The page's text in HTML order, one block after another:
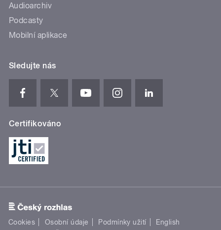
Audioarchiv
Podcasty
Mobilní aplikace
Sledujte nás
Certifikováno
Cookies Osobní údaje Podmínky užití English